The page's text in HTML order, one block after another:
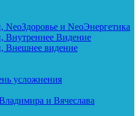
NeoЗдоровье и NeoЭнергетика
Внутреннее Видение
Внешнее видение
усложнения
и Вячеслава